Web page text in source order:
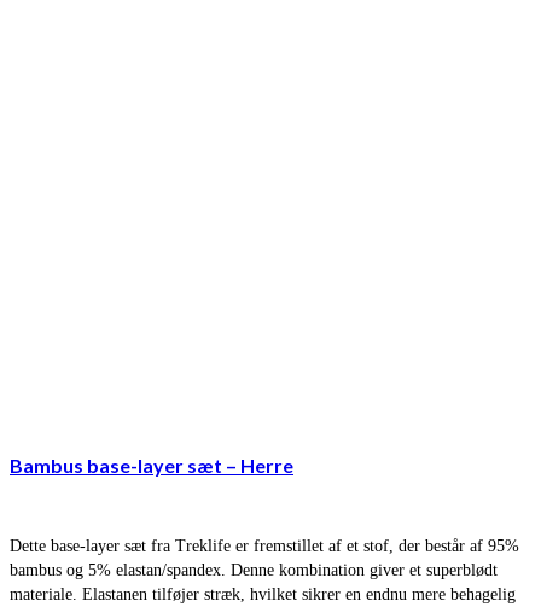
Bambus base-layer sæt – Herre
Dette base-layer sæt fra Treklife er fremstillet af et stof, der består af 95%
bambus og 5% elastan/spandex. Denne kombination giver et superblødt
materiale. Elastanen tilføjer stræk, hvilket sikrer en endnu mere behagelig